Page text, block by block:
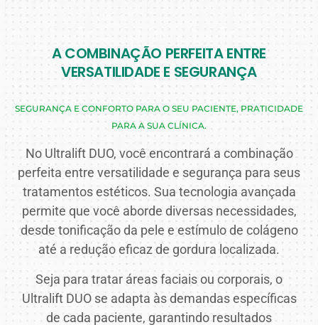
A COMBINAÇÃO PERFEITA ENTRE
VERSATILIDADE E SEGURANÇA
SEGURANÇA E CONFORTO PARA O SEU PACIENTE, PRATICIDADE
PARA A SUA CLÍNICA.
No Ultralift DUO, você encontrará a combinação
perfeita entre versatilidade e segurança para seus
tratamentos estéticos. Sua tecnologia avançada
permite que você aborde diversas necessidades,
desde tonificação da pele e estímulo de colágeno
até a redução eficaz de gordura localizada.
Seja para tratar áreas faciais ou corporais, o
Ultralift DUO se adapta às demandas específicas
de cada paciente, garantindo resultados